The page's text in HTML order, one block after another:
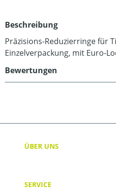
Beschreibung
Präzisions-Reduzierringe für
Einzelverpackung, mit Euro-
Bewertungen
ÜBER UNS
SERVICE